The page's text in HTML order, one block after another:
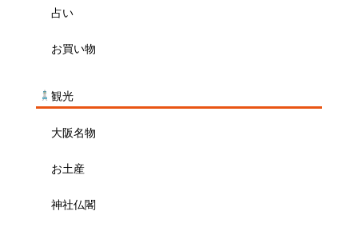
占い
お買い物
観光
大阪名物
お土産
神社仏閣